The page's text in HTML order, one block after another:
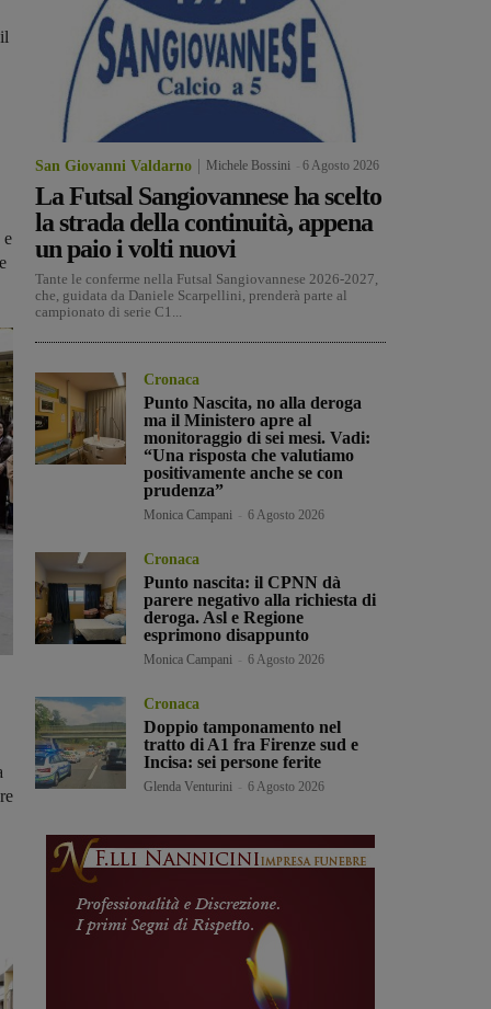
e
San Giovanni Valdarno Michele Bossini 6 Agosto 2026
La Futsal Sangiovannese ha scelto
la strada della continuità, appena
un paio i volti nuovi
Tante le conferme nella Futsal Sangiovannese 2026-2027,
che, guidata da Daniele Scarpellini, prenderà parte al
campionato di serie C1...
Cronaca
Punto Nascita, no alla deroga
ma il Ministero apre al
monitoraggio di sei mesi. Vadi:
“Una risposta che valutiamo
positivamente anche se con
prudenza”
Monica Campani 6 Agosto 2026
Cronaca
Punto nascita: il CPNN dà
parere negativo alla richiesta di
deroga. Asl e Regione
esprimono disappunto
Monica Campani 6 Agosto 2026
Cronaca
Doppio tamponamento nel
tratto di A1 fra Firenze sud e
Incisa: sei persone ferite
Glenda Venturini 6 Agosto 2026